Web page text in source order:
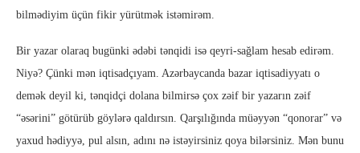
bilmədiyim üçün fikir yürütmək istəmirəm.
Bir yazar olaraq bugünki ədəbi tənqidi isə qeyri-sağlam hesab edirəm.
Niyə? Çünki mən iqtisadçıyam. Azərbaycanda bazar iqtisadiyyatı o
demək deyil ki, tənqidçi dolana bilmirsə çox zəif bir yazarın zəif
“əsərini” götürüb göylərə qaldırsın. Qarşılığında müəyyən “qonorar” və
yaxud hədiyyə, pul alsın, adını nə istəyirsiniz qoya bilərsiniz. Mən bunu